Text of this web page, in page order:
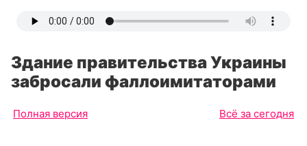
Здание правительства Украины
забросали фаллоимитаторами
Полная версия Всё за сегодня